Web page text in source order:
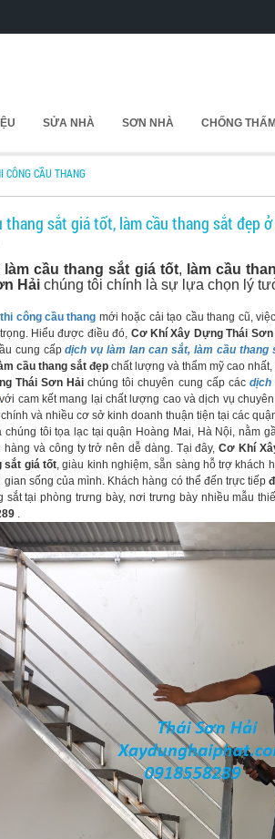
SỬA NHÀ SƠN NHÀ CHỐNG THẤM
CÔNG CẦU THANG
thang sắt giá tốt, làm cầu thang sắt đẹp ở
làm cầu thang sắt giá tốt, làm cầu
Hải chúng tôi chính là sự lựa chọn lý
thi công cầu thang mới hoặc cải tạo cầu thang cũ,
Hiểu được điều đó, Cơ Khí Xây Dựng Thái Sơn
cung cấpdịch vụ làm lan can sắt, làm cầu thang
cầu thang sắt đẹp chất lượng và thẩm mỹ cao
Thái Sơn Hải chúng tôi chuyên cung cấp các dịch
cam kết mang lại chất lượng cao và dịch vụ
và nhiều cơ sở kinh doanh thuận tiện tại các
tôi tọa lạc tại quận Hoàng Mai, Hà Nội, nằm
hàng và công ty trở nên dễ dàng. Tại đây,Cơ Khí
sắt giá tốt, giàu kinh nghiệm, sẵn sàng hỗ trợ khách
sống của mình. Khách hàng có thể đến trực tiếp
sắt tại phòng trưng bày, nơi trưng bày nhiều mẫu
.